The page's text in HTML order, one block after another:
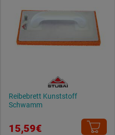
Reibebrett Kunststoff
Schwamm
15,59€